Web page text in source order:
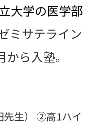
大学の医学部
ミサテライン
ら入塾。
生） ②高1ハイ